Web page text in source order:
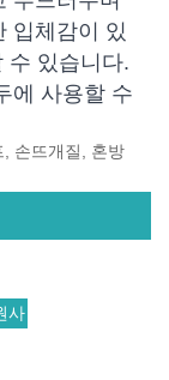
입체감이 있
수 있습니다.
에 사용할 수
손뜨개질, 혼방
사